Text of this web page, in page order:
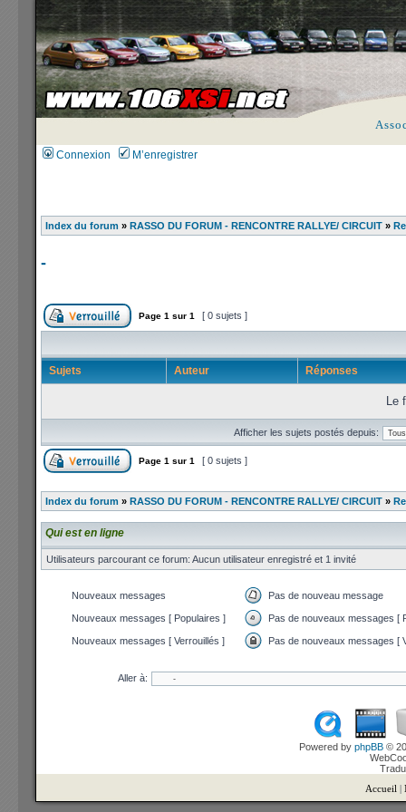
Connexion M’enregistrer
Index du forum » RASSO DU FORUM - RENCONTRE RALLYE/ CIRCUIT »
-
Page 1 sur 1 [ 0 sujets ]
Sujets Auteur Réponses
Le
Afficher les sujets postés depuis:
Page 1 sur 1 [ 0 sujets ]
Index du forum » RASSO DU FORUM - RENCONTRE RALLYE/ CIRCUIT »
Qui est en ligne
Utilisateurs parcourant ce forum: Aucun utilisateur enregistré et 1 invité
Nouveaux messages Pas de nouveau message
Nouveaux messages [ Populaires ] Pas de nouveaux messages [
Nouveaux messages [ Verrouillés ] Pas de nouveaux messages [
Aller à:
Powered by phpBB ©
Accueil |